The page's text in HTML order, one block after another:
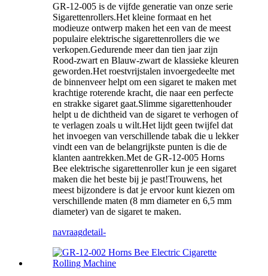
GR-12-005 is de vijfde generatie van onze serie
Sigarettenrollers.Het kleine formaat en het
modieuze ontwerp maken het een van de meest
populaire elektrische sigarettenrollers die we
verkopen.Gedurende meer dan tien jaar zijn
Rood-zwart en Blauw-zwart de klassieke kleuren
geworden.Het roestvrijstalen invoergedeelte met
de binnenveer helpt om een ​​sigaret te maken met
krachtige roterende kracht, die naar een perfecte
en strakke sigaret gaat.Slimme sigarettenhouder
helpt u de dichtheid van de sigaret te verhogen of
te verlagen zoals u wilt.Het lijdt geen twijfel dat
het invoegen van verschillende tabak die u lekker
vindt een van de belangrijkste punten is die de
klanten aantrekken.Met de GR-12-005 Horns
Bee elektrische sigarettenroller kun je een sigaret
maken die het beste bij je past!Trouwens, het
meest bijzondere is dat je ervoor kunt kiezen om
verschillende maten (8 mm diameter en 6,5 mm
diameter) van de sigaret te maken.
navraagdetail-